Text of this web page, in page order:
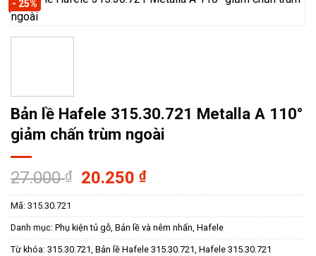
- 25%
Bản lề Hafele 315.30.721 Metalla A 110°
giảm chấn trùm ngoài
27.000₫
Giá
gốc
27.000 ₫.
20.250₫Giá
hiện
là:
20.250 ₫.
Mã: 315.30.721
Danh mục: Phụ kiện tủ gỗ, Bản lề và nêm nhấn, Hafele
Từ khóa: 315.30.721, Bản lề Hafele 315.30.721, Hafele 315.30.721